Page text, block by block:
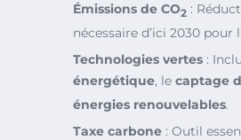
Émissions de CO2 :
nécessaire d’ici 2030 pour
Technologies vertes :
énergétique, le captage
énergies renouvelables.
Taxe carbone : Outil